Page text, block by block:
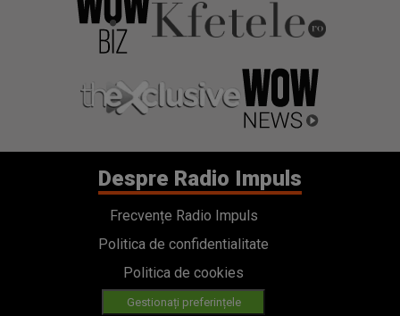
Despre Radio Impuls
Frecvențe Radio Impuls
Politica de confidentialitate
Politica de cookies
Gestionați preferințele